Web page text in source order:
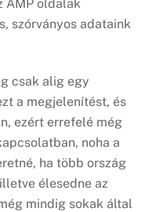
AMP oldalak
szórványos adataink
csak alig egy
a megjelenítést, és
ezért errefelé még
noha a
ha több ország
élesedne az
mindig sokak által